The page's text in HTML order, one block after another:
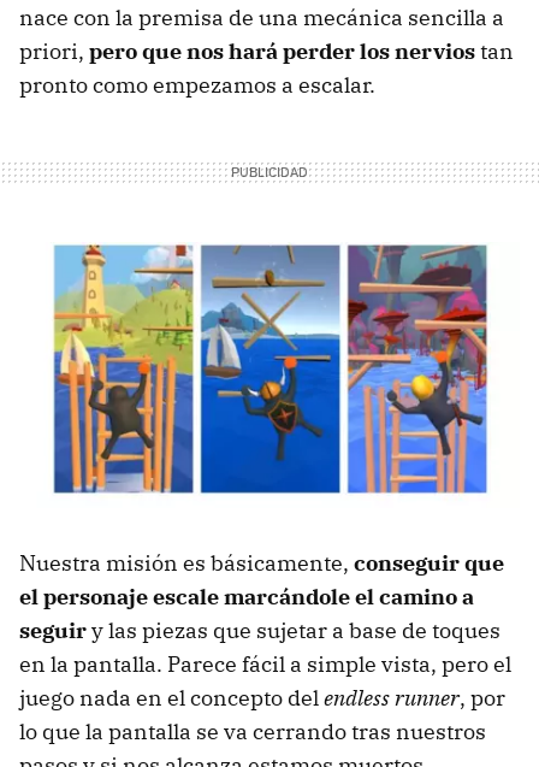
nace con la premisa de una mecánica sencilla a
priori, pero que nos hará perder los nerviostan
pronto como empezamos a escalar.
Nuestra misión es básicamente, conseguir que
el personaje escale marcándole el camino a
seguiry las piezas que sujetar a base de toques
en la pantalla. Parece fácil a simple vista, pero el
juego nada en el concepto delendless runner, por
lo que la pantalla se va cerrando tras nuestros